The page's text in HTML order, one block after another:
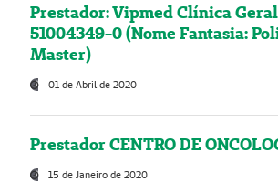
Prestador: Vipmed Clínica
51004349-0 (Nome Fantasia:
Master)
01 de Abril de 2020
Prestador CENTRO DE
15 de Janeiro de 2020